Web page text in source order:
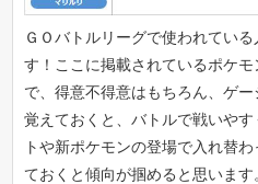
ＧＯバトルリーグで使われてい
す！ここに掲載されているポケ
で、得意不得意はもちろん、ゲ
覚えておくと、バトルで戦いや
トや新ポケモンの登場で入れ替
ておくと傾向が掴めると思います